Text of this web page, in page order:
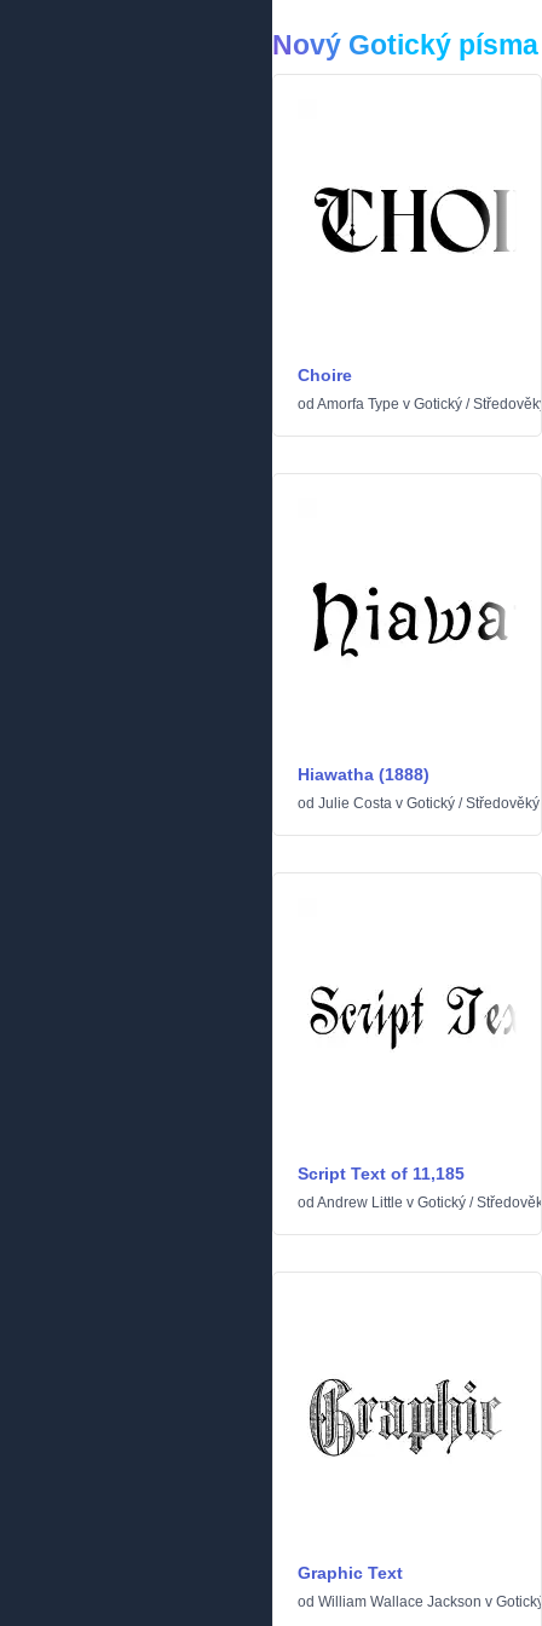
Nový Gotický písma
Choire
od Amorfa Type v Gotický /
Hiawatha (1888)
od Julie Costa v Gotický /Středověký
Script Text of 11,185
od Andrew Little v Gotický /
Graphic Text
od William Wallace Jackson v